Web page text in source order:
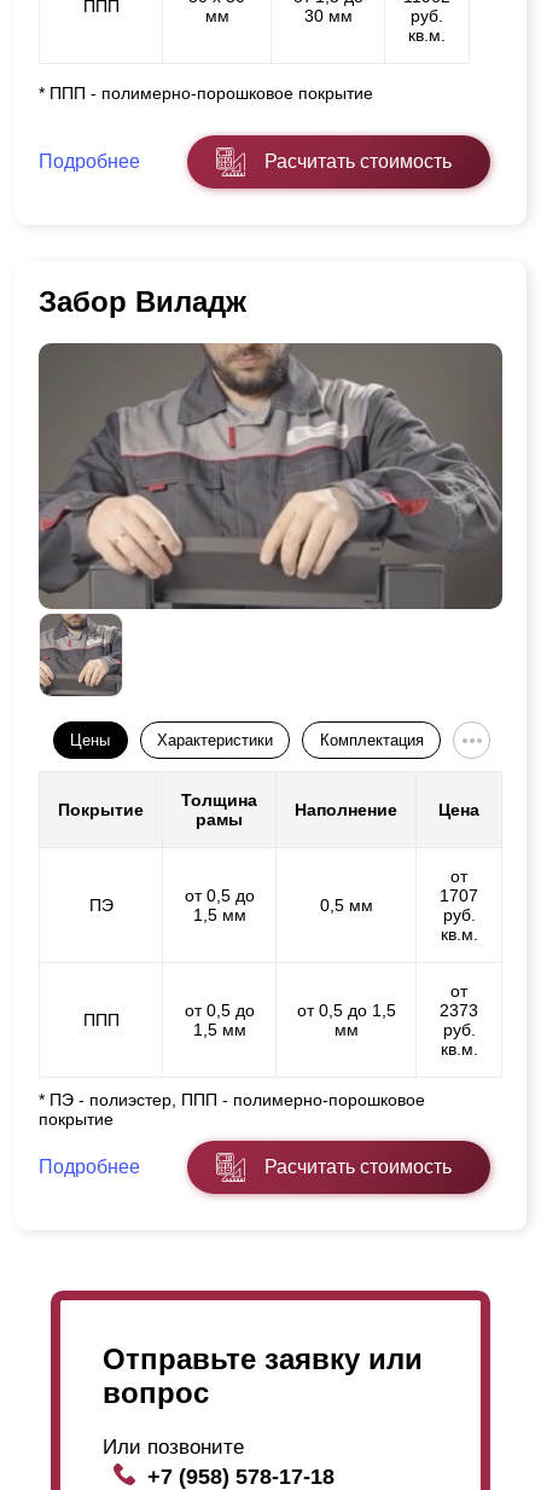
ППП
мм
30 мм
руб.
кв.м.
* ППП - полимерно-порошковое покрытие
Подробнее Расчитать стоимость
Забор Виладж
Цены Характеристики Комплектация
Покрытие
Толщина
рамы
Наполнение Цена
ПЭ
от 0,5 до
1,5 мм
0,5 мм
от
1707
руб.
кв.м.
ППП
от 0,5 до
1,5 мм
от 0,5 до 1,5
мм
от
2373
руб.
кв.м.
* ПЭ - полиэстер, ППП - полимерно-порошковое
покрытие
Подробнее Расчитать стоимость
Отправьте заявку или
вопрос
Или позвоните
+7 (958) 578-17-18